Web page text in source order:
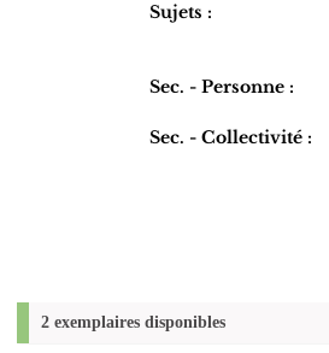
Sujets :
Sec. - Personne :
Sec. - Collectivité :
2 exemplaires disponibles